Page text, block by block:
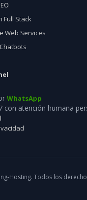
Full Stack
Web Services
WhatsApp
con atención humana
Hosting. Todos los